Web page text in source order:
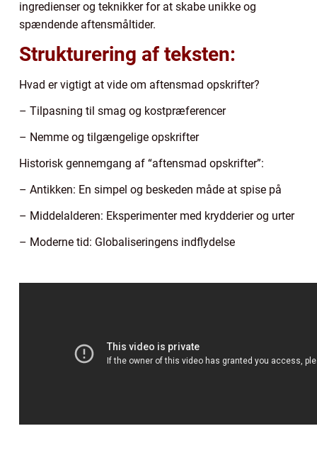
ingredienser og teknikker for at skabe unikke og
spændende aftensmåltider.
Strukturering af teksten:
Hvad er vigtigt at vide om aftensmad opskrifter?
– Tilpasning til smag og kostpræferencer
– Nemme og tilgængelige opskrifter
Historisk gennemgang af “aftensmad opskrifter”:
– Antikken: En simpel og beskeden måde at spise på
– Middelalderen: Eksperimenter med krydderier og urter
– Moderne tid: Globaliseringens indflydelse